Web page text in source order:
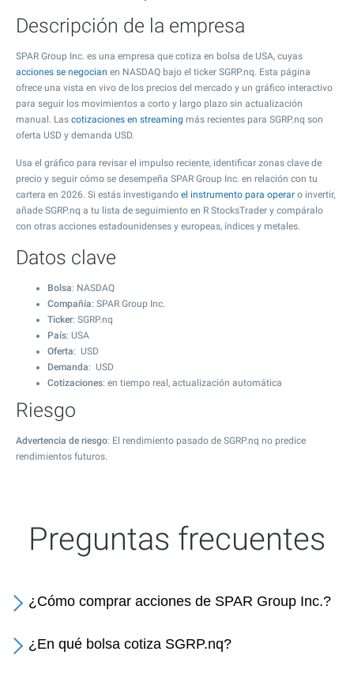
Descripción de la empresa
SPAR Group Inc. es una empresa que cotiza en bolsa de USA, cuyas
acciones se negocian en NASDAQ bajo el ticker SGRP.nq. Esta página
ofrece una vista en vivo de los precios del mercado y un gráfico interactivo
para seguir los movimientos a corto y largo plazo sin actualización
manual. Las cotizaciones en streaming más recientes para SGRP.nq son
oferta USD y demanda USD.
Usa el gráfico para revisar el impulso reciente, identificar zonas clave de
precio y seguir cómo se desempeña SPAR Group Inc. en relación con tu
cartera en 2026. Si estás investigando el instrumento para operar o invertir,
añade SGRP.nq a tu lista de seguimiento en R StocksTrader y compáralo
con otras acciones estadounidenses y europeas, índices y metales.
Datos clave
Bolsa: NASDAQ
Compañía: SPAR Group Inc.
Ticker: SGRP.nq
País: USA
Oferta: USD
Demanda: USD
Cotizaciones: en tiempo real, actualización automática
Riesgo
Advertencia de riesgo: El rendimiento pasado de SGRP.nq no predice
rendimientos futuros.
Preguntas frecuentes
¿Cómo comprar acciones de SPAR Group Inc.?
¿En qué bolsa cotiza SGRP.nq?